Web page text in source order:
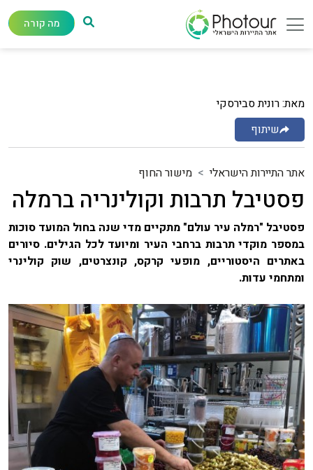
מה קורה
מאת: רונית סבירסקי
שיתוף
אתר התיירות הישראלי מישור החוף
פסטיבל תרבות וקולינריה ברמלה
פסטיבל "רמלה עיר עולם" מתקיים מדי שנה בחול המועד סוכות
במספר מוקדי תרבות ברחבי העיר ומיועד לכל הגילים. סיורים
באתרים היסטוריים, מופעי קרקס, קונצרטים, שוק קולינרי
ומתחמי עדות.